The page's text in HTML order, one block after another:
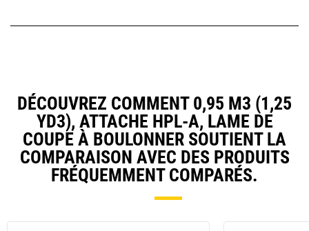
DÉCOUVREZ COMMENT 0,95 M3 (1,25
YD3), ATTACHE HPL-A, LAME DE
COUPE À BOULONNER SOUTIENT LA
COMPARAISON AVEC DES PRODUITS
FRÉQUEMMENT COMPARÉS.